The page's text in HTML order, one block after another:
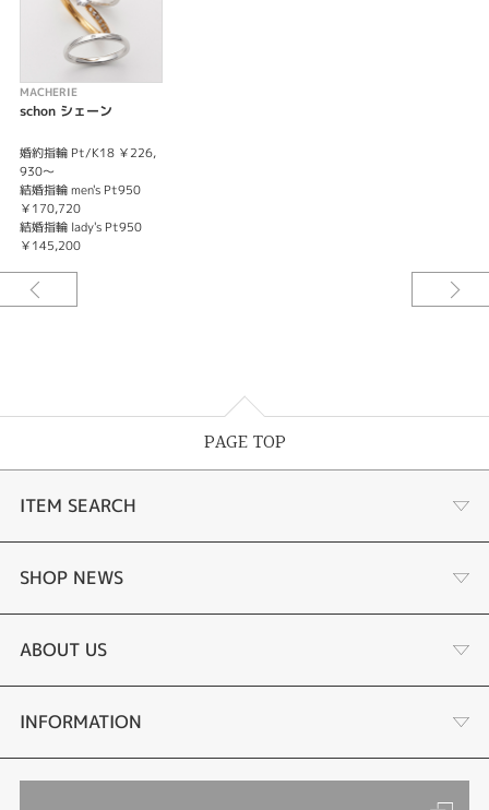
MACHERIE
schon シェーン
婚約指輪 Pt/K18 ￥226,
930～
結婚指輪 men's Pt950
￥170,720
結婚指輪 lady's Pt950
￥145,200
PAGE TOP
ITEM SEARCH
婚約指輪 結婚指輪
ラボグロウンダイヤモンド婚約指輪
手作り結婚指輪
手作りペアリング
SHOP NEWS
商品一覧
ブランドリスト
リフォーム
ABOUT US
店舗情報・会社概要
INFORMATION